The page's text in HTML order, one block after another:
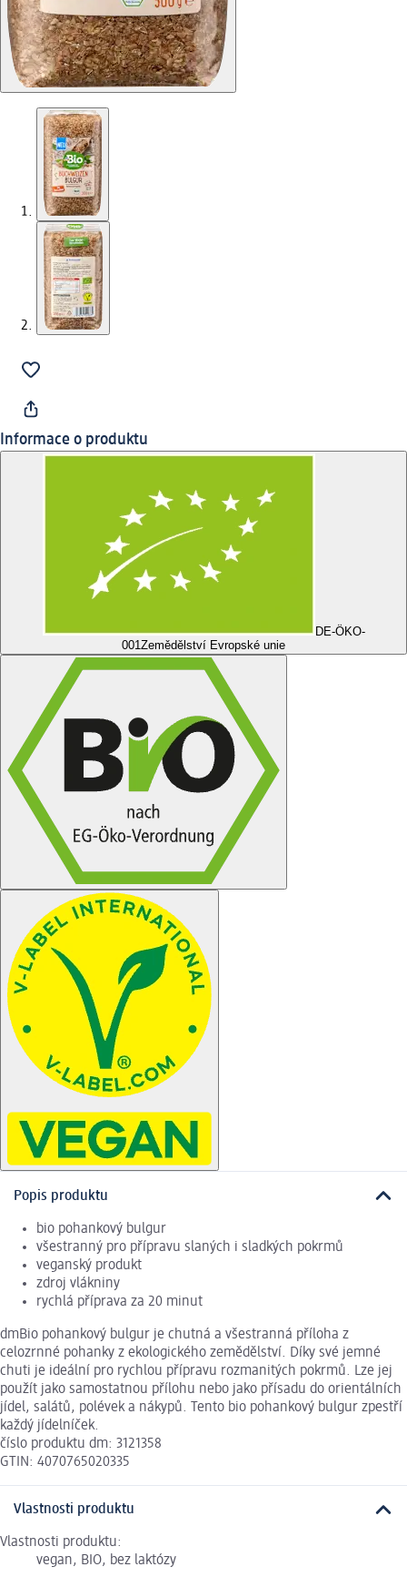
Informace o produktu
DE-ÖKO-
001Zemědělství Evropské unie
Popis produktu
bio pohankový bulgur
všestranný pro přípravu slaných i sladkých pokrmů
veganský produkt
zdroj vlákniny
rychlá příprava za 20 minut
dmBio pohankový bulgur je chutná a všestranná příloha z
celozrnné pohanky z ekologického zemědělství. Díky své jemné
chuti je ideální pro rychlou přípravu rozmanitých pokrmů. Lze jej
použít jako samostatnou přílohu nebo jako přísadu do orientálních
jídel, salátů, polévek a nákypů. Tento bio pohankový bulgur zpestří
každý jídelníček.
číslo produktu dm: 3121358
GTIN: 4070765020335
Vlastnosti produktu
Vlastnosti produktu:
vegan, BIO, bez laktózy